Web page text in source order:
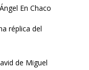
En Chaco
réplica del
de Miguel